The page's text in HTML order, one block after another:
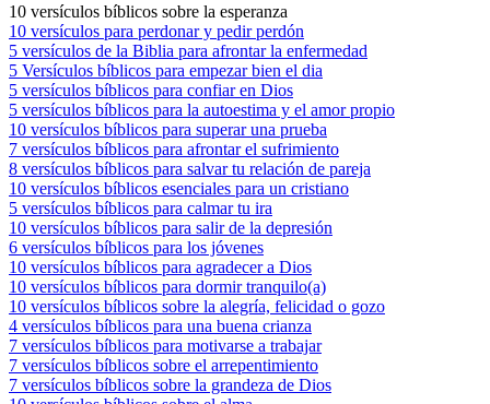
10 versículos bíblicos sobre la esperanza
10 versículos para perdonar y pedir perdón
5 versículos de la Biblia para afrontar la enfermedad
5 Versículos bíblicos para empezar bien el dia
5 versículos bíblicos para confiar en Dios
5 versículos bíblicos para la autoestima y el amor propio
10 versículos bíblicos para superar una prueba
7 versículos bíblicos para afrontar el sufrimiento
8 versículos bíblicos para salvar tu relación de pareja
10 versículos bíblicos esenciales para un cristiano
5 versículos bíblicos para calmar tu ira
10 versículos bíblicos para salir de la depresión
6 versículos bíblicos para los jóvenes
10 versículos bíblicos para agradecer a Dios
10 versículos bíblicos para dormir tranquilo(a)
10 versículos bíblicos sobre la alegría, felicidad o gozo
4 versículos bíblicos para una buena crianza
7 versículos bíblicos para motivarse a trabajar
7 versículos bíblicos sobre el arrepentimiento
7 versículos bíblicos sobre la grandeza de Dios